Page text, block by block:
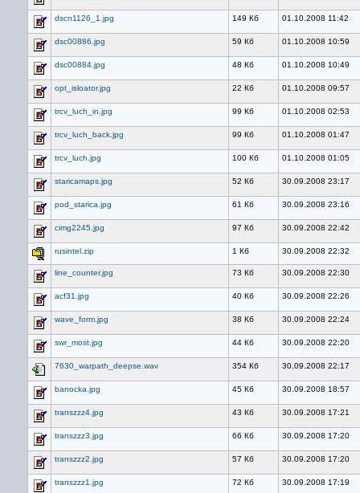
dscn1126_1.jpg 149 Кб 01.10.2008 11:42
dsc00886.jpg 59 Кб 01.10.2008 10:59
dsc00884.jpg 48 Кб 01.10.2008 10:49
opt_isloator.jpg 22 Кб 01.10.2008 09:57
trcv_luch_in.jpg 99 Кб 01.10.2008 02:53
trcv_luch_back.jpg 99 Кб 01.10.2008 01:47
trcv_luch.jpg 100 Кб 01.10.2008 01:05
staricamaps.jpg 52 Кб 30.09.2008 23:17
pod_starica.jpg 61 Кб 30.09.2008 23:16
cimg2245.jpg 97 Кб 30.09.2008 22:42
rusintel.zip 1 Кб 30.09.2008 22:32
line_counter.jpg 73 Кб 30.09.2008 22:30
acf31.jpg 40 Кб 30.09.2008 22:26
wave_form.jpg 38 Кб 30.09.2008 22:24
swr_most.jpg 44 Кб 30.09.2008 22:20
7630_warpath_deepse.wav 354 Кб 30.09.2008 22:17
banocka.jpg 45 Кб 30.09.2008 18:57
transzzz4.jpg 43 Кб 30.09.2008 17:21
transzzz3.jpg 66 Кб 30.09.2008 17:20
transzzz2.jpg 57 Кб 30.09.2008 17:20
transzzz1.jpg 72 Кб 30.09.2008 17:19